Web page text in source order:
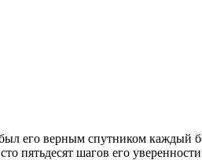
его верным спутником каждый
пятьдесят шагов его